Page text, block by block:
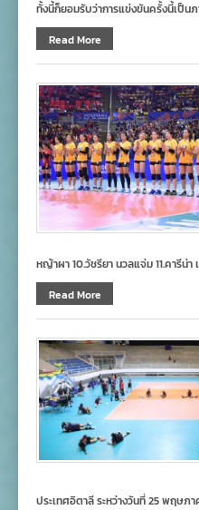
ทั้งนี้ก็ยอมรับว่าการแข่งขันครั้งนี้เป็น
Read More
หญ้าผา 10.วัชรียา นวลแจ่ม 11.คารีน่
Read More
ประเทศอิตาลี ระหว่างวันที่ 25 พฤษ